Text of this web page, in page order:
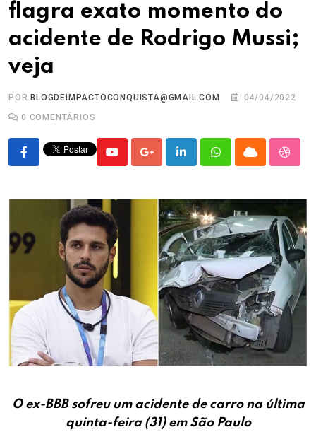
flagra exato momento do
acidente de Rodrigo Mussi;
veja
POR BLOGDEIMPACTOCONQUISTA@GMAIL.COM
04/04/2022
0 COMENTÁRIOS
YoutubeGoogle+LinkedInWhatsappCloud
O ex-BBB sofreu um acidente de carro na última
quinta-feira (31) em São Paulo